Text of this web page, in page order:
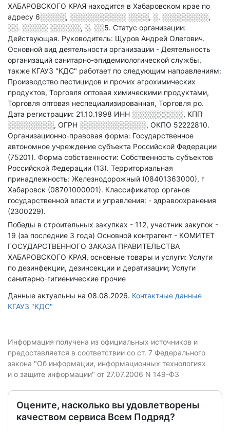
ХАБАРОВСКОГО КРАЯ находится в Хабаровском крае по
адресу 6░░░░░, ░░░░░░░░░░░ ░░░░, ░. ░░░░░░░░░,
░░. ░░░░░ ░░░░░░, ░. ░░5. Статус организации:
Действующая. Руководитель: Щуров Андрей Олегович.
Основной вид деятельности организации - Деятельность
организаций санитарно-эпидемиологической службы,
также КГАУЗ "КДС" работает по следующим направлениям:
Производство пестицидов и прочих агрохимических
продуктов, Торговля оптовая химическими продуктами,
Торговля оптовая неспециализированная, Торговля ро.
Дата регистрации: 21.10.1998 ИНН ░░░░░░░░░░, КПП
░░░░░░░░░, ОГРН ░░░░░░░░░░░░░, ОКПО 52222810.
Организационно-правовая форма: Государственное
автономное учреждение субъекта Российской Федерации
(75201). Форма собственности: Собственность субъектов
Российской Федерации (13). Территориальная
принадлежность: Железнодорожный (08401363000), г
Хабаровск (08701000001). Классификатор органов
государственной власти и управления: - здравоохранения
(2300229).
Победы в строительных закупках - 112, участник закупок -
19 (за последние 3 года) Основной контрагент - КОМИТЕТ
ГОСУДАРСТВЕННОГО ЗАКАЗА ПРАВИТЕЛЬСТВА
ХАБАРОВСКОГО КРАЯ, основные товары и услуги: Услуги
по дезинфекции, дезинсекции и дератизации; Услуги
санитарно-гигиенические прочие
Данные актуальны на 08.08.2026. Контактные данные
КГАУЗ "КДС"
Информация получена из официальных источников и
предоставляется в соответствии со ст. 7 Федерального
закона "Об информации, информационных технологиях
и о защите информации" от 27.07.2006 N 149-ФЗ
Оцените, насколько вы удовлетворены
качеством сервиса Всем Подряд?